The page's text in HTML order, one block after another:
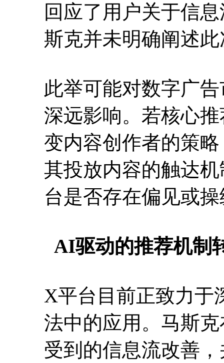
回应了用户关于信
斯克并未明确阐述
此举可能对数字广
深远影响。若核心
变内容创作者的策
其投放内容的触达
台是否存在偏见或
AI驱动的推荐机制
X平台目前正致力于
法中的应用。马斯
受到的信息流改善